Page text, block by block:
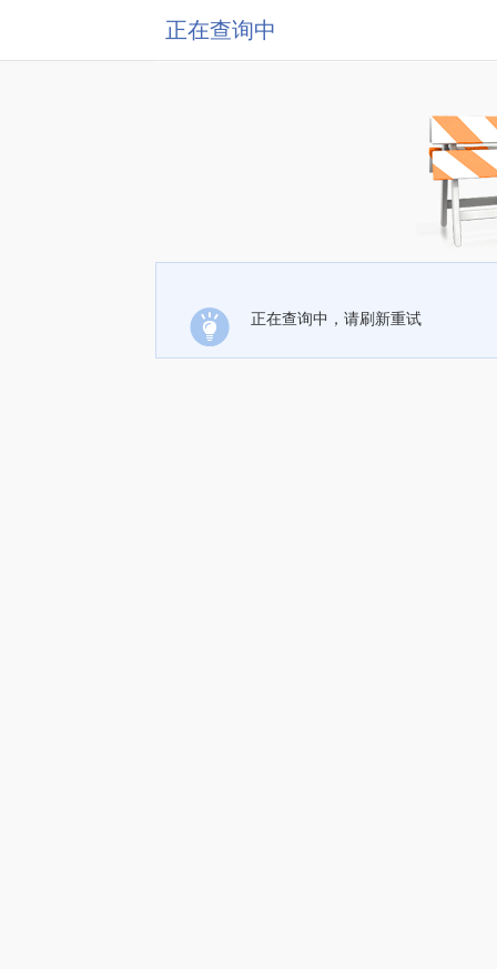
正在查询中
正在查询中，请刷新重试